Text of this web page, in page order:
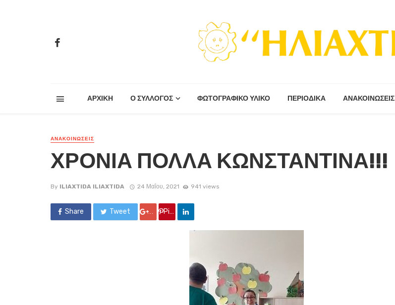
ΑΡΧΙΚΗ Ο ΣΥΛΛΟΓΟΣ ΦΩΤΟΓΡΑΦΙΚΟ ΥΛΙΚΟ ΠΕΡΙΟΔΙΚΆ ΑΝΑΚΟΙΝΩΣΕΙΣ
ΑΝΑΚΟΙΝΏΣΕΙΣ
ΧΡΟΝΙΑ ΠΟΛΛΑ ΚΩΝΣΤΑΝΤΙΝΑ!!!
By ILIAXTIDA ILIAXTIDA 24 Μαΐου, 2021 941 views
Share Tweet Google +
Pin it